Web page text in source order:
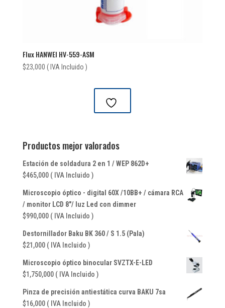
Flux HANWEI HV-559-ASM
$23,000 ( IVA Incluido )
Productos mejor valorados
Estación de soldadura 2 en 1 / WEP 862D+
$465,000 ( IVA Incluido )
Microscopio óptico - digital 60X /10BB+ / cámara RCA
/ monitor LCD 8"/ luz Led con dimmer
$990,000 ( IVA Incluido )
Destornillador Baku BK 360 / S 1.5 (Pala)
$21,000 ( IVA Incluido )
Microscopio óptico binocular SVZTX-E-LED
$1,750,000 ( IVA Incluido )
Pinza de precisión antiestática curva BAKU 7sa
$16,000 ( IVA Incluido )